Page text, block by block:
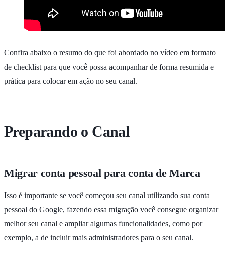
Confira abaixo o resumo do que foi abordado no vídeo em formato
de checklist para que você possa acompanhar de forma resumida e
prática para colocar em ação no seu canal.
Preparando o Canal
Migrar conta pessoal para conta de Marca
Isso é importante se você começou seu canal utilizando sua conta
pessoal do Google, fazendo essa migração você consegue organizar
melhor seu canal e ampliar algumas funcionalidades, como por
exemplo, a de incluir mais administradores para o seu canal.